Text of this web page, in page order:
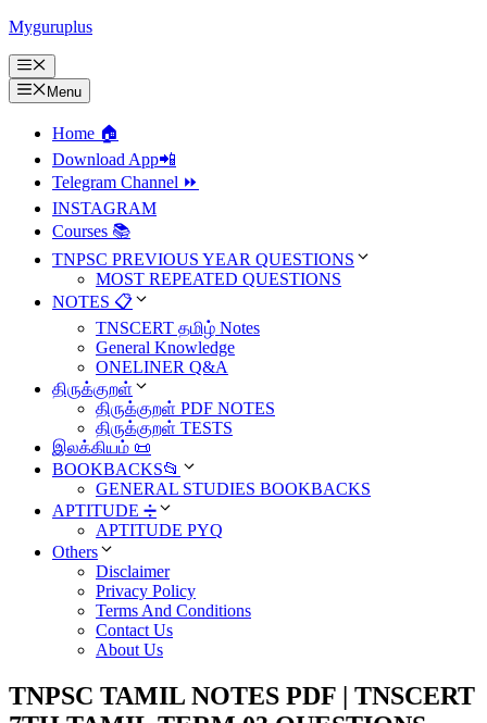
Skip
content
Myguruplus
Menu
Menu
Home 🏠
Download App📲
Telegram Channel ⏩
INSTAGRAM
Courses 📚
TNPSC PREVIOUS YEAR QUESTIONS
MOST REPEATED QUESTIONS
NOTES 📋
TNSCERT தமிழ் Notes
General Knowledge
ONELINER Q&A
திருக்குறள்
திருக்குறள் PDF NOTES
திருக்குறள் TESTS
இலக்கியம் 📜
BOOKBACKS📂
GENERAL STUDIES BOOKBACKS
APTITUDE ➗
APTITUDE PYQ
Others
Disclaimer
Privacy Policy
Terms And Conditions
Contact Us
About Us
TNPSC TAMIL NOTES PDF | TNSCERT